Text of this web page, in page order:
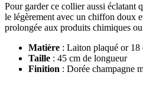
Pour garder ce collier aussi éclatant
le légèrement avec un chiffon doux
prolongée aux produits chimiques ou
Matière : Laiton plaqué or 18
Taille : 45 cm de longueur
Finition : Dorée champagne